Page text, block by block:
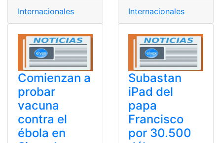
Internacionales Internacionales
Comienzan a
probar
vacuna
contra el
ébola en
Subastan
iPad del
papa
Francisco
por 30.500